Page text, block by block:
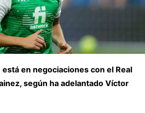
está en negociaciones con el Real
según ha adelantado Víctor